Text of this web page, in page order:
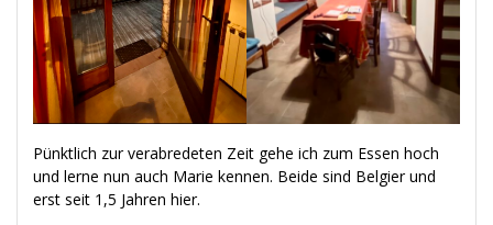
Pünktlich zur verabredeten Zeit gehe ich zum Essen hoch
und lerne nun auch Marie kennen. Beide sind Belgier und
erst seit 1,5 Jahren hier.